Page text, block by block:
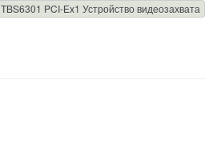
TBS6301 PCI-Ex1 Устройство видеозахвата